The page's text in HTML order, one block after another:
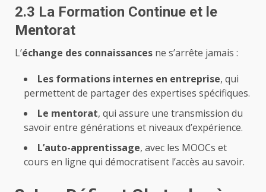
2.3 La Formation Continue et le
Mentorat
L’échange des connaissances ne s’arrête jamais :
Les formations internes en entreprise, qui
permettent de partager des expertises spécifiques.
Le mentorat, qui assure une transmission du
savoir entre générations et niveaux d’expérience.
L’auto-apprentissage, avec les MOOCs et
cours en ligne qui démocratisent l’accès au savoir.